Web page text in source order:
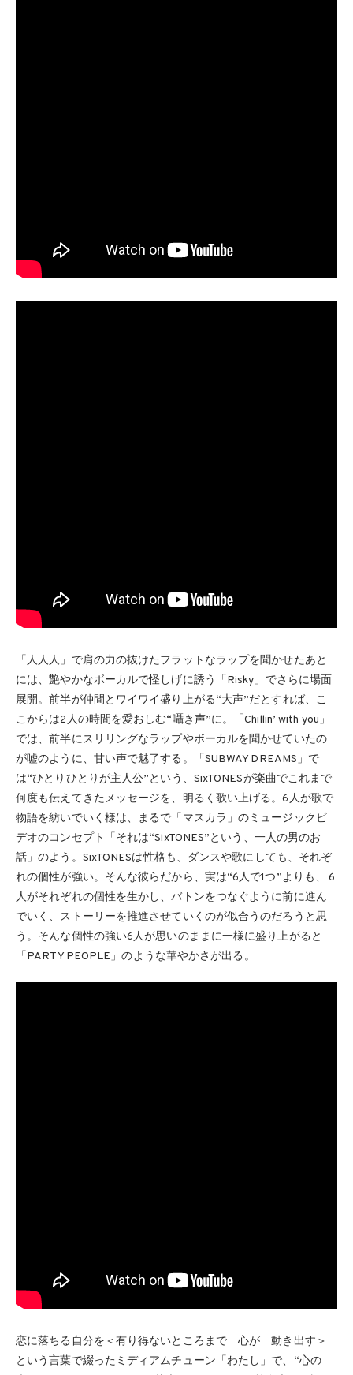
「人人人」で肩の力の抜けたフラットなラップを聞かせたあと
には、艶やかなボーカルで怪しげに誘う「Risky」でさらに場面
展開。前半が仲間とワイワイ盛り上がる“大声”だとすれば、こ
こからは2人の時間を愛おしむ“囁き声”に。「Chillin’ with you」
では、前半にスリリングなラップやボーカルを聞かせていたの
が嘘のように、甘い声で魅了する。「SUBWAY DREAMS」で
は“ひとりひとりが主人公”という、SixTONESが楽曲でこれまで
何度も伝えてきたメッセージを、明るく歌い上げる。6人が歌で
物語を紡いでいく様は、まるで「マスカラ」のミュージックビ
デオのコンセプト「それは“SixTONES”という、一人の男のお
話」のよう。SixTONESは性格も、ダンスや歌にしても、それぞ
れの個性が強い。そんな彼らだから、実は“6人で1つ”よりも、 6
人がそれぞれの個性を生かし、バトンをつなぐように前に進ん
でいく、ストーリーを推進させていくのが似合うのだろうと思
う。そんな個性の強い6人が思いのままに一様に盛り上がると
「PARTY PEOPLE」のような華やかさが出る。
恋に落ちる自分を＜有り得ないところまで 心が 動き出す＞
という言葉で綴ったミディアムチューン「わたし」で、“心の